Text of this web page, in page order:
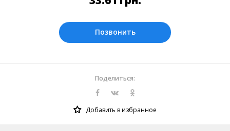
Позвонить
Поделиться:
Добавить в избранное